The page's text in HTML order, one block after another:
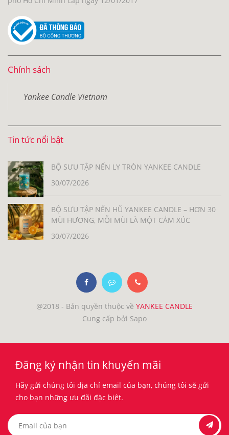
Chính sách
Yankee Candle Vietnam
Tin tức nổi bật
BỘ SƯU TẬP NẾN LY TRÒN YANKEE CANDLE
30/07/2026
BỘ SƯU TẬP NẾN HŨ YANKEE CANDLE – HƠN 30
MÙI HƯƠNG, MỖI MÙI LÀ MỘT CẢM XÚC
30/07/2026
@2018 - Bản quyền thuộc về YANKEE CANDLE
Cung cấp bởi Sapo
Đăng ký nhận tin khuyến mãi
Hãy gửi chúng tôi địa chỉ email của bạn, chúng tôi sẽ gửi
cho bạn những ưu đãi đặc biêt.